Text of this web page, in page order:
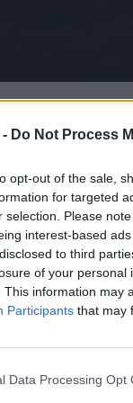
- Do Not Process
opt-out of the sale,
for targeted
selection. Please
interest-based
to third
of your personal
This information may
Participants that may
Data Processing Opt
impreziosita
farina è di
come il pane, la
pane e paste
principalmente
dato vita ad un
più
pesanti, come ad
su quello
esserci utili per